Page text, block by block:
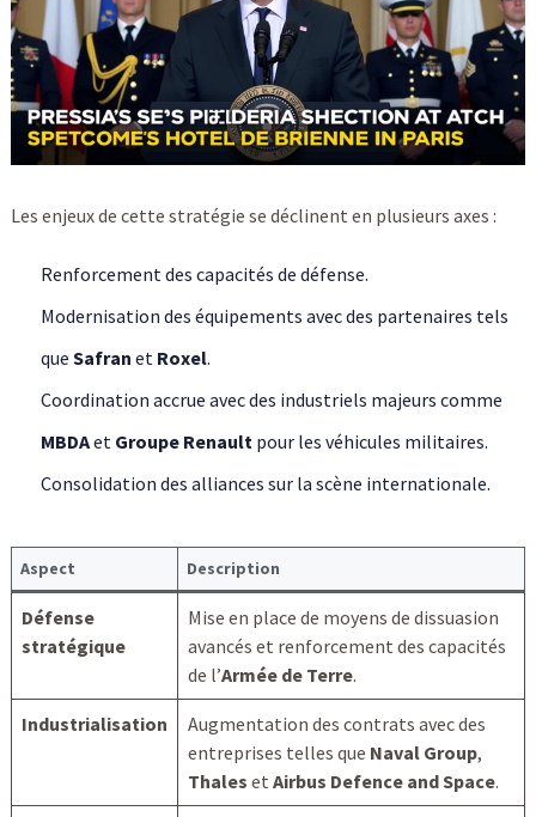
Les enjeux de cette stratégie se déclinent en plusieurs axes :
Renforcement des capacités de défense.
Modernisation des équipements avec des partenaires tels
que Safran et Roxel.
Coordination accrue avec des industriels majeurs comme
MBDAet Groupe Renaultpour les véhicules militaires.
Consolidation des alliances sur la scène internationale.
Aspect Description
Défense
stratégique
Mise en place de moyens de dissuasion
avancés et renforcement des capacités
de l’Armée de Terre.
Industrialisation
Augmentation des contrats avec des
entreprises telles que Naval Group,
Thales et Airbus Defence and Space.